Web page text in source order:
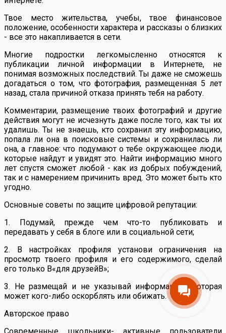
Твое место жительства, учебы, твое финансовое
положение, особенности характера и рассказы о близких
- все это накапливается в сети.
Многие подростки легкомысленно относятся к
публикации личной информации в Интернете, не
понимая возможных последствий. Ты даже не сможешь
догадаться о том, что фотография, размещенная 5 лет
назад, стала причиной отказа принять тебя на работу.
Комментарии, размещение твоих фотографий и другие
действия могут не исчезнуть даже после того, как ты их
удалишь. Ты не знаешь, кто сохранил эту информацию,
попала ли она в поисковые системы и сохранилась ли
она, а главное: что подумают о тебе окружающее люди,
которые найдут и увидят это. Найти информацию много
лет спустя сможет любой - как из добрых побуждений,
так и с намерением причинить вред. Это может быть кто
угодно.
Основные советы по защите цифровой репутации:
1. Подумай, прежде чем что-то публиковать и
передавать у себя в блоге или в социальной сети;
2. В настройках профиля установи ограничения на
просмотр твоего профиля и его содержимого, сделай
его только В«для друзейВ»;
3. Не размещай и не указывай информацию, которая
может кого-либо оскорблять или обижать.
Авторское право